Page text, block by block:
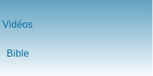
Vidéos
Bible